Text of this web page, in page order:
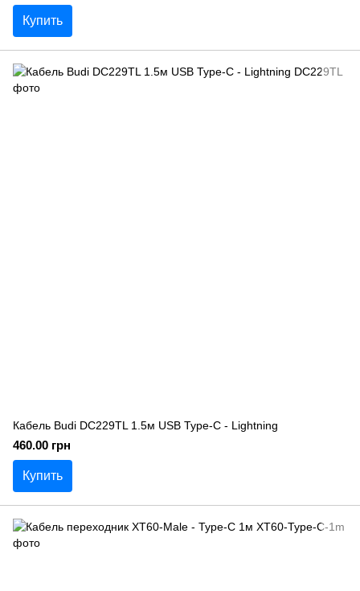
Купить
Кабель Budi DC229TL 1.5м USB Type-C - Lightning
460.00 грн
Купить